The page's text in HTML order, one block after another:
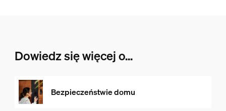
Dowiedz się więcej o...
Bezpieczeństwie domu